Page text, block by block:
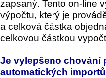
zapsaný. Tento on-line
výpočtu, který je
a celková částka
celkovou částkou
Je vylepšeno chování
automatických